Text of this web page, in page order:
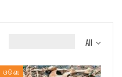
All
ଓଡିଶା